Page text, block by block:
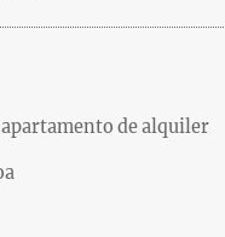
apartamento de alquiler